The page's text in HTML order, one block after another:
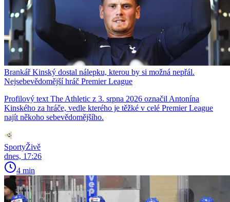
Brankář Kinský dostal nálepku, kterou by si možná nepřál.
Nejsebevědomější hráč Premier League
Profilový text The Athletic z 3. srpna 2026 označil Antonína
Kinského za hráče, vedle kterého je těžké v celé Premier League
najít někoho sebevědomějšího.
SportyŽivě
dnes, 17:26
4 min